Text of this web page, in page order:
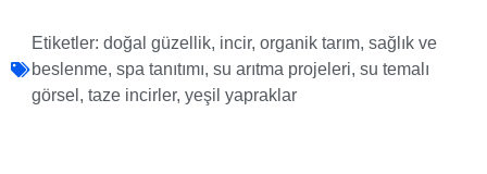
Etiketler: doğal güzellik, incir, organik tarım, sağlık ve
beslenme, spa tanıtımı, su arıtma projeleri, su temalı
görsel , taze incirler, yeşil yapraklar